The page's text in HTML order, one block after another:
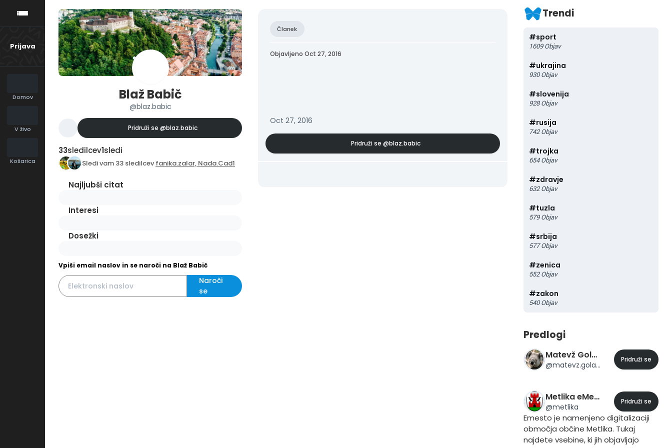
Prijava
Domov
V živo
Košarica
Blaž Babič
@blaz.babic
Pridruži se @blaz.babic
33sledilcev1sledi
Sledi vam 33 sledilcev fanika.zalar, Nada.Cad1
Najljubši citat
Interesi
Dosežki
Vpiši email naslov in se naroči na Blaž Babič
Naroči
se
Članek
Objavljeno Oct 27, 2016
Oct 27, 2016
Pridruži se @blaz.babic
Trendi
#sport
1609 Objav
#ukrajina
930 Objav
#slovenija
928 Objav
#rusija
742 Objav
#trojka
654 Objav
#zdravje
632 Objav
#tuzla
579 Objav
#srbija
577 Objav
#zenica
552 Objav
#zakon
540 Objav
Predlogi
Matevž Golavšek
@matevz.golavsek
Pridruži se
Metlika eMesto
@metlika
Pridruži se
Emesto je namenjeno digitalizaciji
območja občine Metlika. Tukaj
najdete vsebine, ki jih objavljajo